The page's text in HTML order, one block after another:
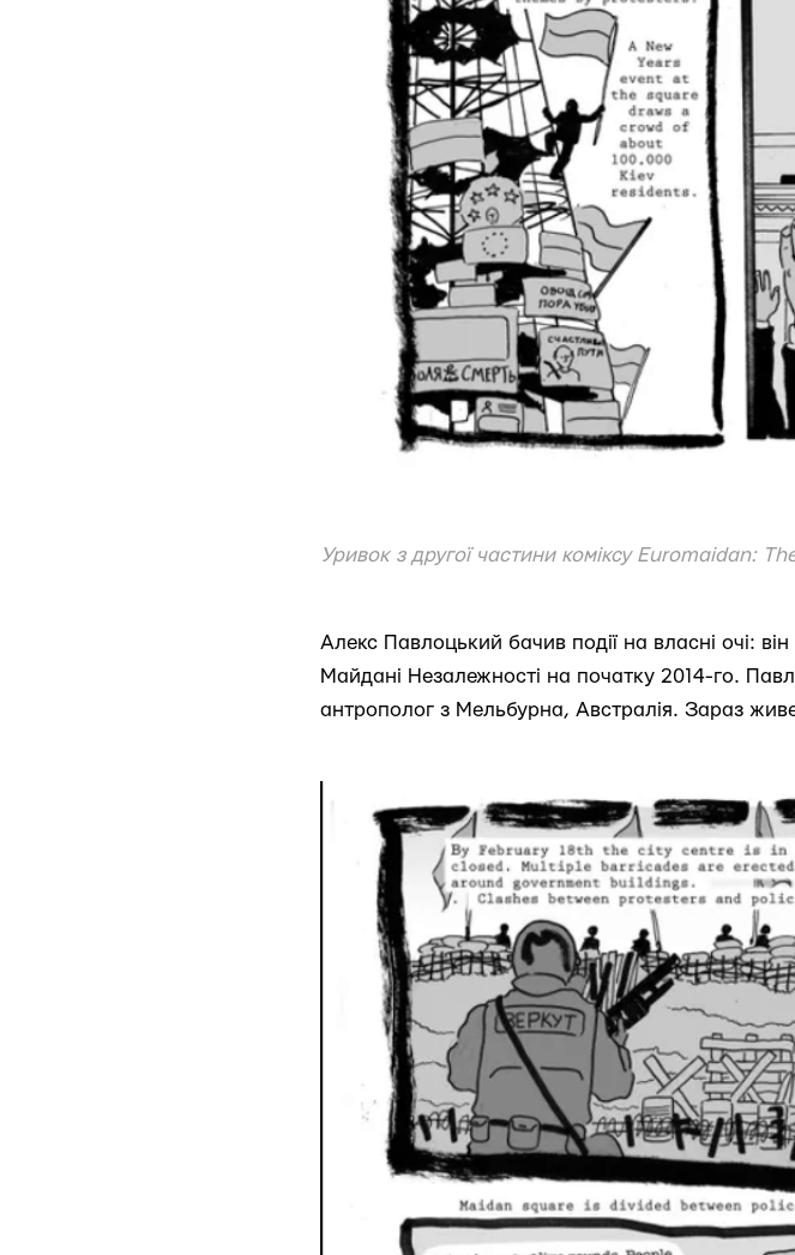
Уривок з другої частини коміксу Euromaidan:
Алекс Павлоцький бачив події на власні очі:
Майдані Незалежності на початку 2014-го.
антрополог з Мельбурна, Австралія. Зараз